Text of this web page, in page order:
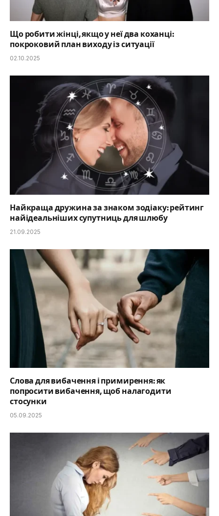
Що робити жінці, якщо у неї два коханці:
покроковий план виходу із ситуації
02.10.2025
Найкраща дружина за знаком зодіаку: рейтинг
найідеальніших супутниць для шлюбу
21.09.2025
Слова для вибачення і примирення: як
попросити вибачення, щоб налагодити
стосунки
05.09.2025